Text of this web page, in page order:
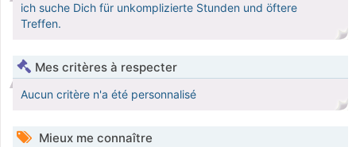
ich suche Dich für unkomplizierte Stunden und öftere
Treffen.
Mes critères à respecter
Aucun critère n'a été personnalisé
Mieux me connaître